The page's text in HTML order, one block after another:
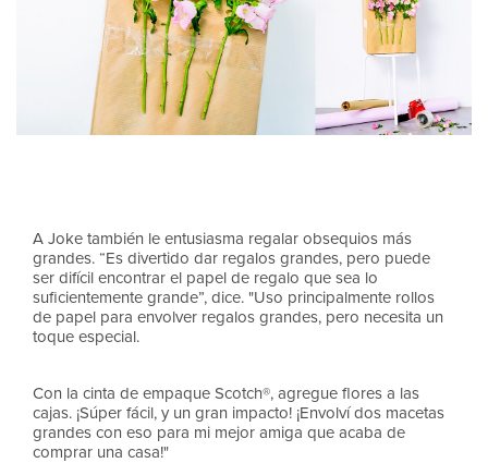
A Joke también le entusiasma regalar obsequios más
grandes. “Es divertido dar regalos grandes, pero puede
ser difícil encontrar el papel de regalo que sea lo
suficientemente grande”, dice. "Uso principalmente rollos
de papel para envolver regalos grandes, pero necesita un
toque especial.
Con la cinta de empaque Scotch®, agregue flores a las
cajas. ¡Súper fácil, y un gran impacto! ¡Envolví dos macetas
grandes con eso para mi mejor amiga que acaba de
comprar una casa!"